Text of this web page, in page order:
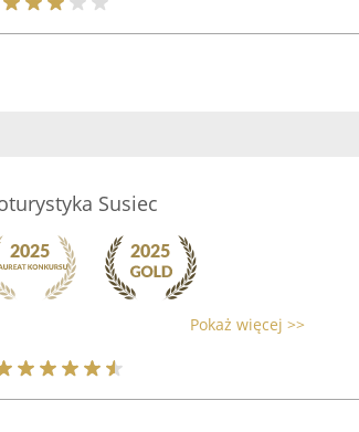
Susiec
Pokaż więcej >>